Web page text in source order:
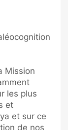
Mission
les plus
et
et sur ce
de nos